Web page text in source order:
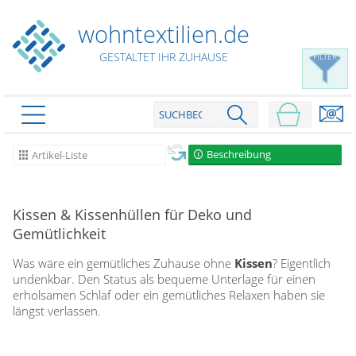
PRODUKTE
Plissee nach Maß
Faltstores in Standardgrößen
Verdunklungsplissees
Sonnenschutzplissees
Outdoor-Plissees
Rollo
Rollos in Standardgrößen
Thermo Rollo
Doppelrollo
Raffrollo
Raffrollo Maß
Flächenvorhang
wohntextilien.de
GESTALTET IHR ZUHAUSE
Artikel-Liste Beschreibung
FILTER
Kissen & Kissenhüllen für Deko und
Gemütlichkeit
Was wäre ein gemütliches Zuhause ohne Kissen? Eigentlich
undenkbar. Den Status als bequeme Unterlage für einen
erholsamen Schlaf oder ein gemütliches Relaxen haben sie
längst verlassen.